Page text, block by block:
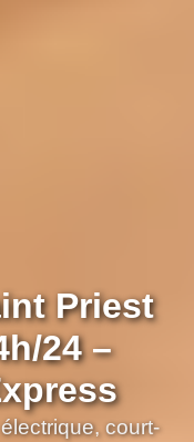
Priest
24 –
court-